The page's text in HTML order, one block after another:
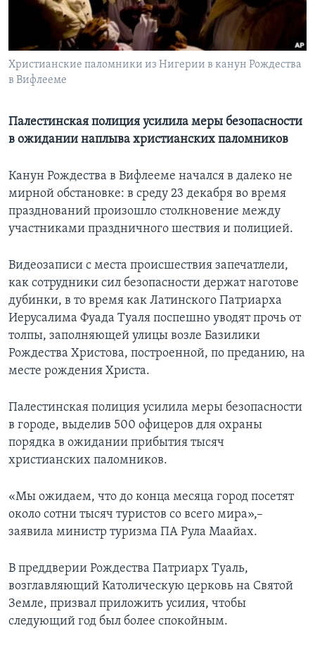
Learning English
СОЦИАЛЬНЫЕ СЕТИ
Языки
Христианские паломники из Нигерии в канун Рождества
в Вифлееме
Палестинская полиция усилила меры безопасности
в ожидании наплыва христианских паломников
Канун Рождества в Вифлееме начался в далеко не
мирной обстановке: в среду 23 декабря во время
празднований произошло столкновение между
участниками праздничного шествия и полицией.
Видеозаписи с места происшествия запечатлели,
как сотрудники сил безопасности держат наготове
дубинки, в то время как Латинского Патриарха
Иерусалима Фуада Туаля поспешно уводят прочь от
толпы, заполняющей улицы возле Базилики
Рождества Христова, построенной, по преданию, на
месте рождения Христа.
Палестинская полиция усилила меры безопасности
в городе, выделив 500 офицеров для охраны
порядка в ожидании прибытия тысяч
христианских паломников.
«Мы ожидаем, что до конца месяца город посетят
около сотни тысяч туристов со всего мира»,–
заявила министр туризма ПА Рула Маайах.
В преддверии Рождества Патриарх Туаль,
возглавляющий Католическую церковь на Святой
Земле, призвал приложить усилия, чтобы
следующий год был более спокойным.